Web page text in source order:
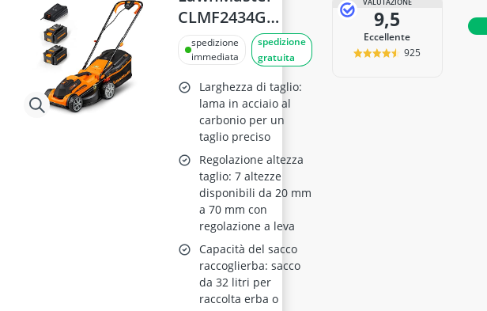
CLMF2434G
Tagliaerba Senza
Filo 24V, 34cm, 6
Livelli di Taglio
spedizione
immediata
spedizione
gratuita
Larghezza di taglio:
lama in acciaio al
carbonio per un
taglio preciso
Regolazione altezza
taglio: 7 altezze
disponibili da 20 mm
a 70 mm con
regolazione a leva
Capacità del sacco
raccoglierba: sacco
da 32 litri per
raccolta erba o
9,5
Eccellente
925